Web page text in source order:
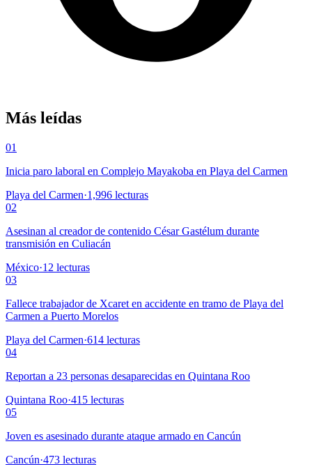
Más leídas
01
Inicia paro laboral en Complejo Mayakoba en Playa del Carmen
Playa del Carmen·1,996 lecturas
02
Asesinan al creador de contenido César Gastélum durante
transmisión en Culiacán
México·12 lecturas
03
Fallece trabajador de Xcaret en accidente en tramo de Playa del
Carmen a Puerto Morelos
Playa del Carmen·614 lecturas
04
Reportan a 23 personas desaparecidas en Quintana Roo
Quintana Roo·415 lecturas
05
Joven es asesinado durante ataque armado en Cancún
Cancún·473 lecturas